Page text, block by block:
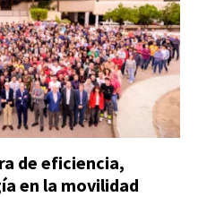
de eficiencia,
en la movilidad